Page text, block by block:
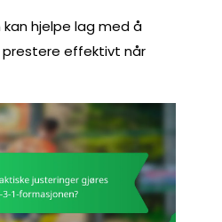
hjelpe lag med å
effektivt når